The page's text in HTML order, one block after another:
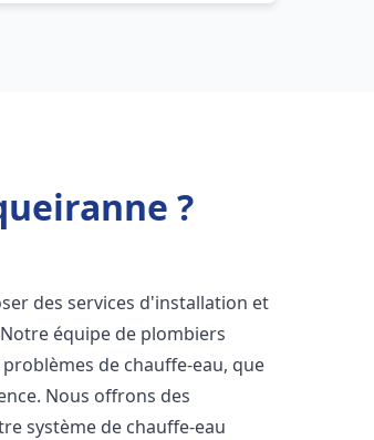
?
des services d'installation et
équipe de plombiers
de chauffe-eau, que
Nous offrons des
système de chauffe-eau